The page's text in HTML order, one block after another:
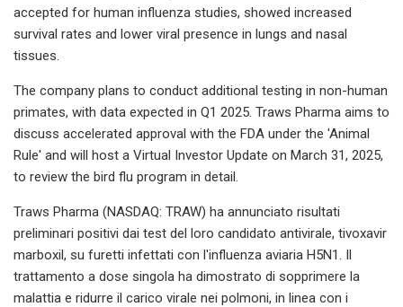
accepted for human influenza studies, showed increased
survival rates and lower viral presence in lungs and nasal
tissues.
The company plans to conduct additional testing in non-human
primates, with data expected in Q1 2025. Traws Pharma aims to
discuss accelerated approval with the FDA under the 'Animal
Rule' and will host a Virtual Investor Update on March 31, 2025,
to review the bird flu program in detail.
Traws Pharma (NASDAQ: TRAW) ha annunciato risultati
preliminari positivi dai test del loro candidato antivirale, tivoxavir
marboxil, su furetti infettati con l'influenza aviaria H5N1. Il
trattamento a dose singola ha dimostrato di sopprimere la
malattia e ridurre il carico virale nei polmoni, in linea con i